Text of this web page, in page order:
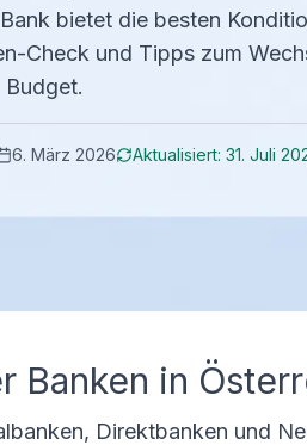
bietet die besten
Check und Tipps zum
6. März 2026 Aktualisiert: 31. Juli
Banken in
Direktbanken und